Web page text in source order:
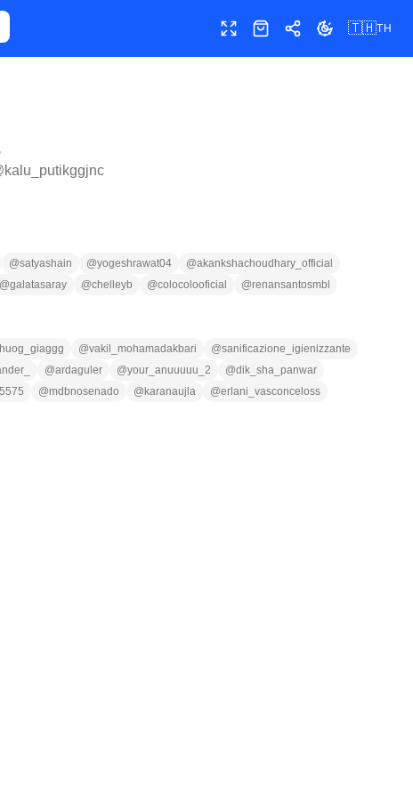
เต็มหน้าจอ
ร้านค้าแชร์ เปลี่ยนธีม
🇹🇭TH
kalu_putikggjnc
@satyashain @yogeshrawat04 @akankshachoudhary_official
@galatasaray @chelleyb @colocolooficial @renansantosmbl
huog_giaggg @vakil_mohamadakbari @sanificazione_igienizzante
@ardaguler @your_anuuuuu_2 @dik_sha_panwar
@mdbnosenado @ karanaujla @erlani_vasconceloss